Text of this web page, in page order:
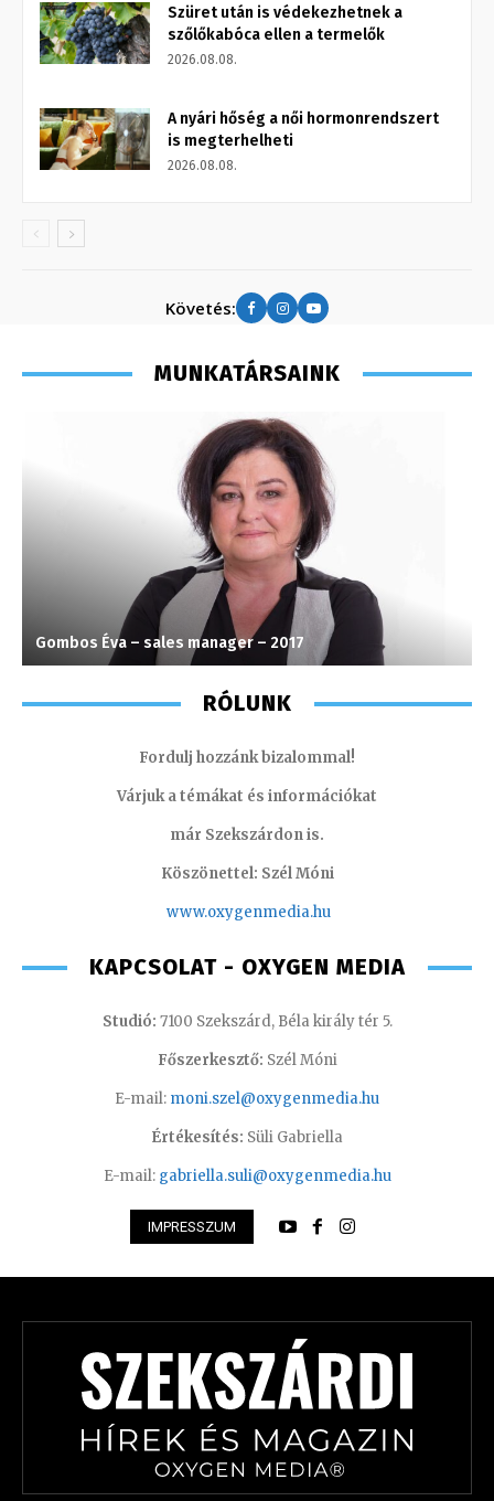
Szüret után is védekezhetnek a
szőlőkabóca ellen a termelők
2026.08.08.
A nyári hőség a női hormonrendszert
is megterhelheti
2026.08.08.
Követés:
MUNKATÁRSAINK
Gombos Éva – sales manager – 2017
RÓLUNK
Fordulj hozzánk bizalommal!
Várjuk a témákat és információkat
már Szekszárdon is.
Köszönettel: Szél Móni
www.oxygenmedia.hu
KAPCSOLAT - OXYGEN MEDIA
Studió: 7100 Szekszárd, Béla király tér 5.
Főszerkesztő: Szél Móni
E-mail: moni.szel@oxygenmedia.hu
Értékesítés: Süli Gabriella
E-mail: gabriella.suli@oxygenmedia.hu
IMPRESSZUM